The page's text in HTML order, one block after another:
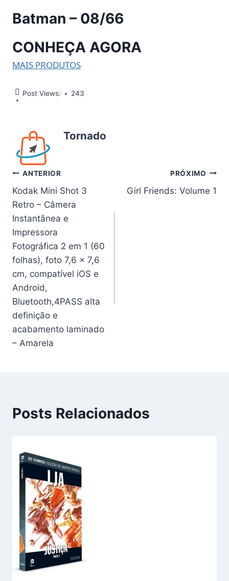
Batman – 08/66
CONHEÇA AGORA
MAIS PRODUTOS
Post Views: 243
Tornado
Navegação
de
Post
ANTERIOR
Kodak Mini Shot 3
Retro – Câmera
Instantânea e
Impressora
Fotográfica 2 em 1 (60
folhas), foto 7,6 x 7,6
cm, compatível iOS e
Android,
Bluetooth,4PASS alta
definição e
acabamento laminado
– Amarela
PRÓXIMO
Girl Friends: Volume 1
Posts Relacionados